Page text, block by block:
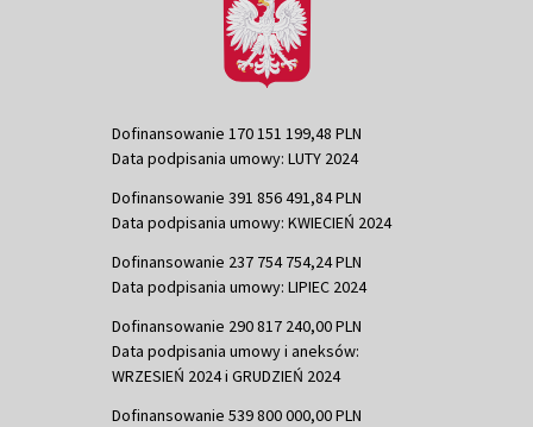
Dofinansowanie 170 151 199,48 PLN
Data podpisania umowy: LUTY 2024
Dofinansowanie 391 856 491,84 PLN
Data podpisania umowy: KWIECIEŃ 2024
Dofinansowanie 237 754 754,24 PLN
Data podpisania umowy: LIPIEC 2024
Dofinansowanie 290 817 240,00 PLN
Data podpisania umowy i aneksów:
WRZESIEŃ 2024 i GRUDZIEŃ 2024
Dofinansowanie 539 800 000,00 PLN